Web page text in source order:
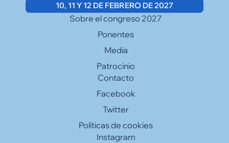
10, 11 Y 12 DE FEBRERO DE 2027
Sobre el congreso 2027
Ponentes
Media
Patrocinio
Contacto
Facebook
Twitter
Políticas de cookies
Instagram